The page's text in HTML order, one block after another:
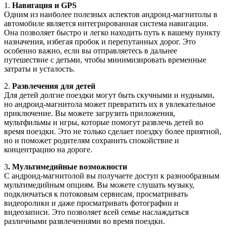
1. Навигация и GPS
Одним из наиболее полезных аспектов андроид-магнитолы в
автомобиле является интегрированная система навигации.
Она позволяет быстро и легко находить путь к вашему пункту
назначения, избегая пробок и перепутанных дорог. Это
особенно важно, если вы отправляетесь в дальнее
путешествие с детьми, чтобы минимизировать временные
затраты и усталость.
2. Развлечения для детей
Для детей долгие поездки могут быть скучными и нудными,
но андроид-магнитола может превратить их в увлекательное
приключение. Вы можете загрузить приложения,
мультфильмы и игры, которые помогут развлечь детей во
время поездки. Это не только сделает поездку более приятной,
но и поможет родителям сохранить спокойствие и
концентрацию на дороге.
3. Мультимедийные возможности
С андроид-магнитолой вы получаете доступ к разнообразным
мультимедийным опциям. Вы можете слушать музыку,
подключаться к потоковым сервисам, просматривать
видеоролики и даже просматривать фотографии и
видеозаписи. Это позволяет всей семье наслаждаться
различными развлечениями во время поездки.